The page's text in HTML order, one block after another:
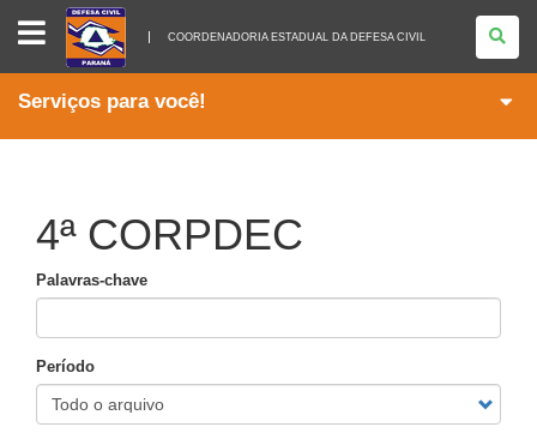
COORDENADORIA
ESTADUAL
DA
DEFESA
COORDENADORIA ESTADUAL DA DEFESA CIVIL
Serviços para você!
4ª CORPDEC
Palavras-chave
Período